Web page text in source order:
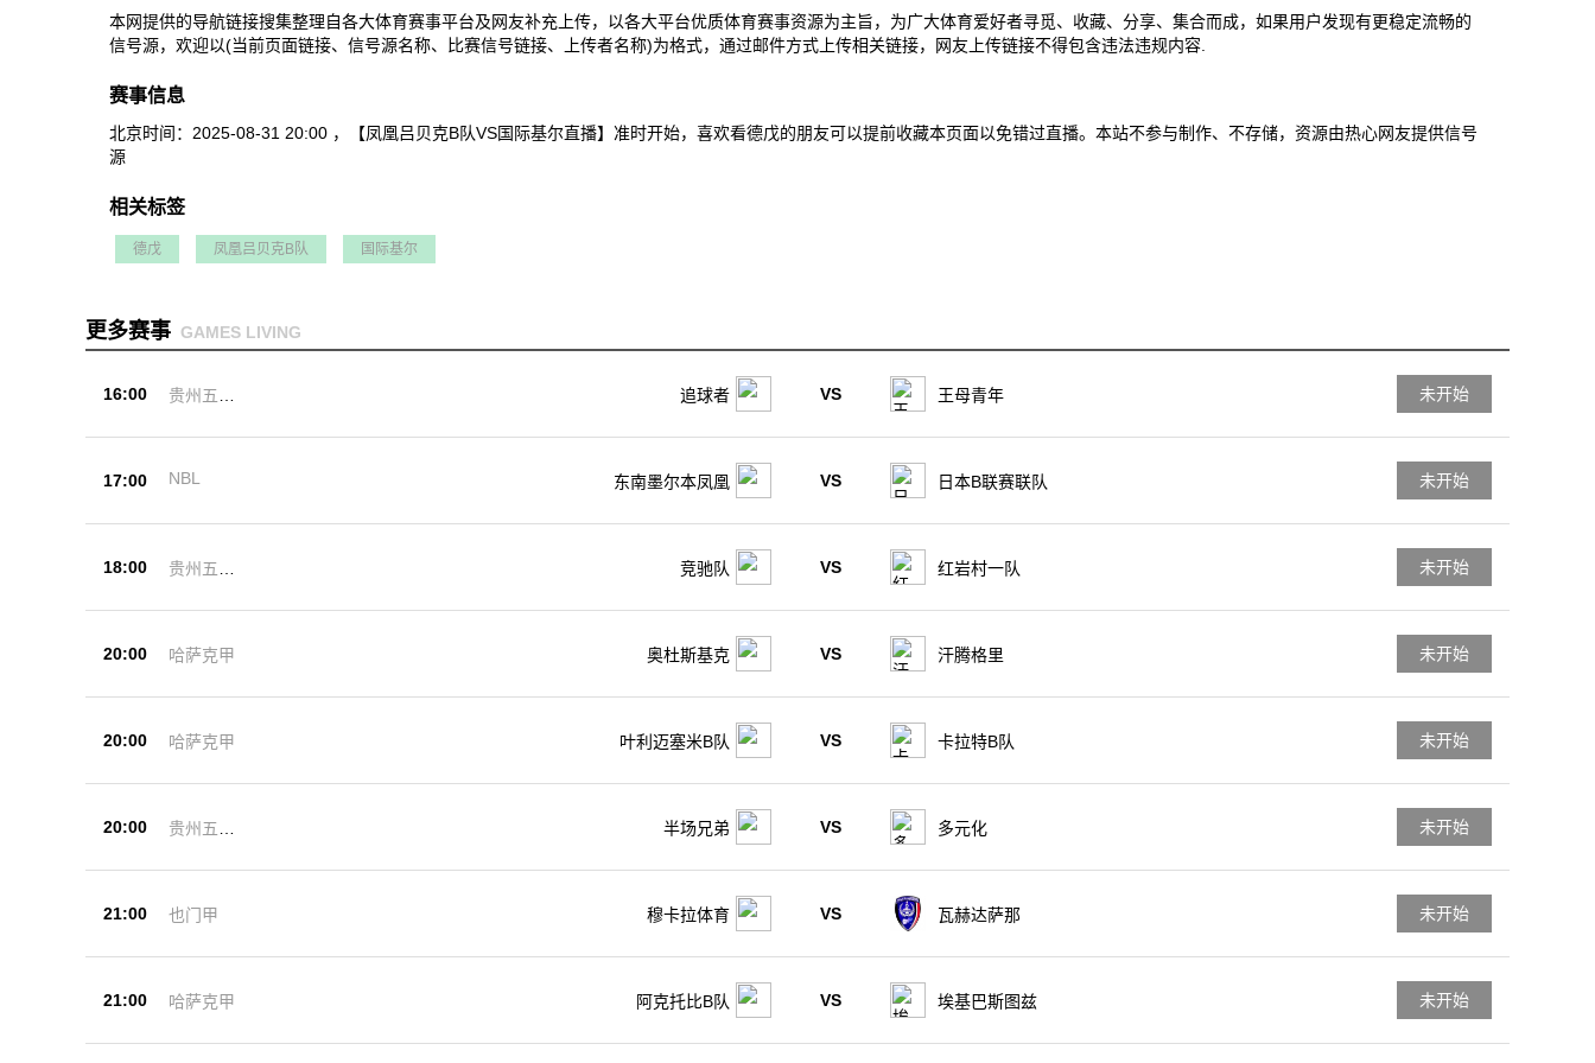
本网提供的导航链接搜集整理自各大体育赛事平台及网友补充上传，以各大平台优质体育赛事资源为主旨，为广大体育爱好者寻觅、收藏、分享、集合而成，如果用户发现有更稳定流畅的
信号源，欢迎以(当前页面链接、信号源名称、比赛信号链接、上传者名称)为格式，通过邮件方式上传相关链接，网友上传链接不得包含违法违规内容.
赛事信息
北京时间：2025-08-31 20:00 ，【凤凰吕贝克B队VS国际基尔直播】准时开始，喜欢看德戊的朋友可以提前收藏本页面以免错过直播。本站不参与制作、不存储，资源由热心网友提供信号
源
相关标签
德戊 凤凰吕贝克B队 国际基尔
更多赛事 GAMES LIVING
16:00
贵州五峰
追球者 VS 王母青年 未开始
17:00 NBL 东南墨尔本凤凰 VS 日本B联赛联队 未开始
18:00
贵州五峰
竞驰队 VS 红岩村一队 未开始
20:00 哈萨克甲 奥杜斯基克 VS 汗腾格里 未开始
20:00 哈萨克甲 叶利迈塞米B队 VS 卡拉特B队 未开始
20:00
贵州五峰
半场兄弟 VS 多元化 未开始
21:00 也门甲 穆卡拉体育 VS 瓦赫达萨那 未开始
21:00 哈萨克甲 阿克托比B队 VS 埃基巴斯图兹 未开始